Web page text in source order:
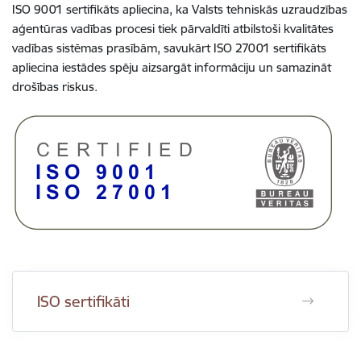
ISO 9001 sertifikāts apliecina, ka Valsts tehniskās uzraudzības
aģentūras vadības procesi tiek pārvaldīti atbilstoši kvalitātes
vadības sistēmas prasībām, savukārt ISO 27001 sertifikāts
apliecina iestādes spēju aizsargāt informāciju un samazināt
drošības riskus.
ISO sertifikāti